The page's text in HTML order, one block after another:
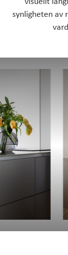
synligheten av